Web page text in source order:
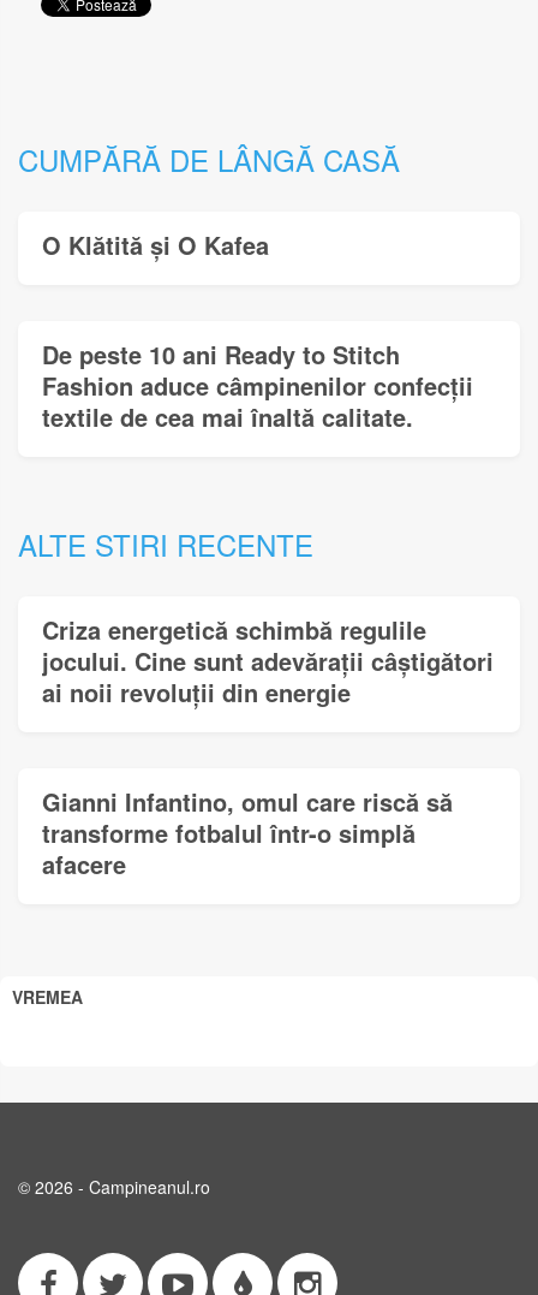
CUMPĂRĂ DE LÂNGĂ CASĂ
O Klătită și O Kafea
De peste 10 ani Ready to Stitch
Fashion aduce câmpinenilor confecții
textile de cea mai înaltă calitate.
ALTE STIRI RECENTE
Criza energetică schimbă regulile
jocului. Cine sunt adevărații câștigători
ai noii revoluții din energie
Gianni Infantino, omul care riscă să
transforme fotbalul într-o simplă
afacere
VREMEA
© 2026 - Campineanul.ro